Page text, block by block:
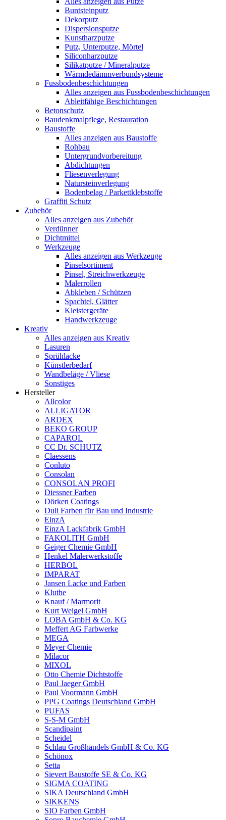
Buntsteinputz
Dekorputz
Dispersionsputze
Kunstharzputze
Putz, Unterputze, Mörtel
Siliconharzputze
Silikatputze / Mineralputze
Wärmdedämmverbundsysteme
Fussbodenbeschichtungen
Alles anzeigen aus Fussbodenbeschichtungen
Ableitfähige Beschichtungen
Betonschutz
Baudenkmalpflege, Restauration
Baustoffe
Alles anzeigen aus Baustoffe
Rohbau
Untergrundvorbereitung
Abdichtungen
Fliesenverlegung
Natursteinverlegung
Bodenbelag / Parkettklebstoffe
Graffiti Schutz
Zubehör
Alles anzeigen aus Zubehör
Verdünner
Dichtmittel
Werkzeuge
Alles anzeigen aus Werkzeuge
Pinselsortiment
Pinsel, Streichwerkzeuge
Malerrollen
Abkleben / Schützen
Spachtel, Glätter
Kleistergeräte
Handwerkzeuge
Kreativ
Alles anzeigen aus Kreativ
Lasuren
Sprühlacke
Künstlerbedarf
Wandbeläge / Vliese
Sonstiges
Hersteller
Allcolor
ALLIGATOR
ARDEX
BEKO GROUP
CAPAROL
CC Dr. SCHUTZ
Claessens
Conluto
Consolan
CONSOLAN PROFI
Diessner Farben
Dörken Coatings
Duli Farben für Bau und Industrie
EinzA
EinzA Lackfabrik GmbH
FAKOLITH GmbH
Geiger Chemie GmbH
Henkel Malerwerkstoffe
HERBOL
IMPARAT
Jansen Lacke und Farben
Kluthe
Knauf / Marmorit
Kurt Weigel GmbH
LOBA GmbH & Co. KG
Meffert AG Farbwerke
MEGA
Meyer Chemie
Milacor
MIXOL
Otto Chemie Dichtstoffe
Paul Jaeger GmbH
Paul Voormann GmbH
PPG Coatings Deutschland GmbH
PUFAS
S-S-M GmbH
Scandipaint
Scheidel
Schlau Großhandels GmbH & Co. KG
Schönox
Setta
Sievert Baustoffe SE & Co. KG
SIGMA COATING
SIKA Deutschland GmbH
SIKKENS
SIO Farben GmbH